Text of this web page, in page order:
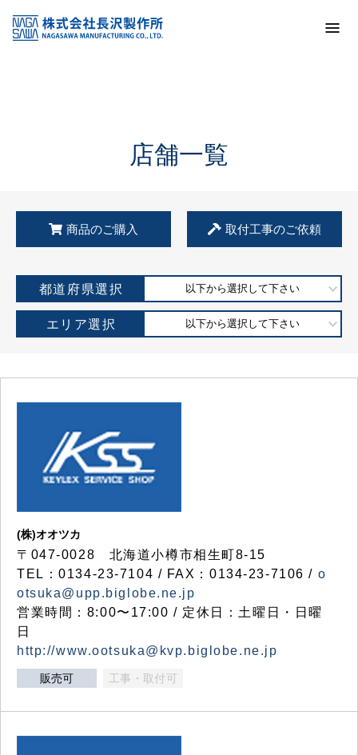
KSS加盟店・取扱店情報
店舗一覧
店舗一覧
商品のご購入 取付工事のご依頼
都道府県選択 以下から選択して下さい
エリア選択 以下から選択して下さい
(株)オオツカ
〒047-0028 北海道小樽市相生町8-15
TEL：0134-23-7104 / FAX：0134-23-7106 / o
otsuka@upp.biglobe.ne.jp
営業時間：8:00〜17:00 / 定休日：土曜日・日曜
日
http://www.ootsuka@kvp.biglobe.ne.jp
販売可 工事・取付可